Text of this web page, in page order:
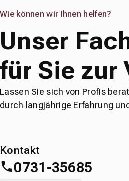
Wie können wir Ihnen helfen?
Unser
für Sie zur
Lassen Sie sich von Profis
durch langjährige Erfahrung
Kontakt
0731-35685